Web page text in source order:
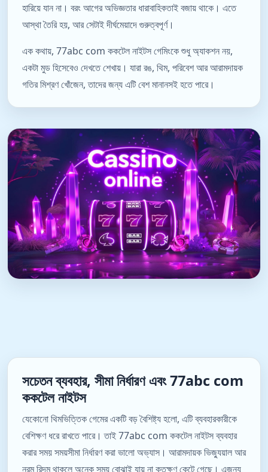
হারিয়ে যান না। বরং আগের অভিজ্ঞতার ধারাবাহিকতাই বজায় থাকে। এতে
আস্থা তৈরি হয়, আর সেটাই দীর্ঘমেয়াদে গুরুত্বপূর্ণ।
এক কথায়, 77abc com ককটেল নাইটস গেমিংকে শুধু অ্যাকশন নয়,
একটা মুড হিসেবেও দেখতে শেখায়। যারা রঙ, থিম, পরিবেশ আর আরামদায়ক
গতির মিশ্রণ খোঁজেন, তাদের জন্য এটি বেশ মানানসই হতে পারে।
সচেতন ব্যবহার, সীমা নির্ধারণ এবং 77abc com
ককটেল নাইটস
যেকোনো থিমভিত্তিক গেমের একটি বড় বৈশিষ্ট্য হলো, এটি ব্যবহারকারীকে
বেশিক্ষণ ধরে রাখতে পারে। তাই 77abc com ককটেল নাইটস ব্যবহার
করার সময় সময়সীমা নির্ধারণ করা ভালো অভ্যাস। আরামদায়ক ভিজ্যুয়াল আর
নরম রিদম থাকলে অনেক সময় বোঝাই যায় না কতক্ষণ কেটে গেছে। এজন্য